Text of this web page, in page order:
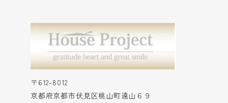
〒612-8012
京都府京都市伏見区桃山町遠山６９